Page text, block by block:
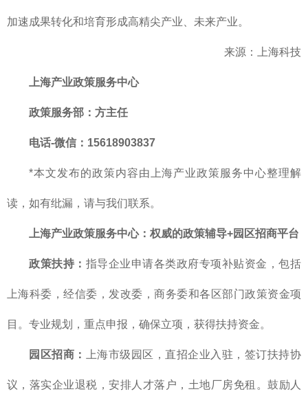
加速成果转化和培育形成高精尖产业、未来产业。
来源：上海科技
上海产业政策服务中心
政策服务部 ：方主任
电话-微信：15618903837
*本文发布的政策内容由上海产业政策服务中心整理解
读，如有纰漏，请与我们联系。
上海产业政策服务中心： 权威的政策辅导+园区招商平台
政策扶持： 指导企业申请各类政府专项补贴资金，包括
上海科委，经信委，发改委，商务委和各区部门政策资金项
目。专业规划，重点申报，确保立项，获得扶持资金。
园区招商： 上海市级园区，直招企业入驻，签订扶持协
议，落实企业退税，安排人才落户，土地厂房免租。鼓励人